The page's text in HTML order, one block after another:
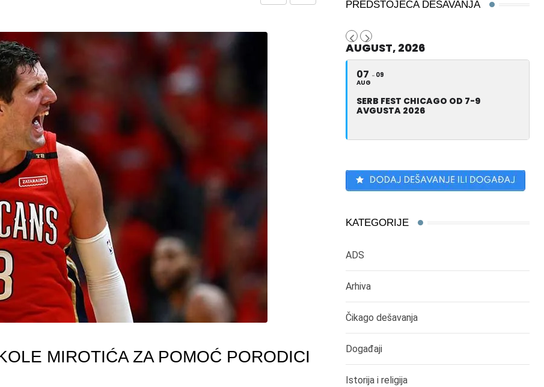
MIROTIĆA ZA POMOĆ PORODICI
PREDSTOJEĆA DEŠAVANJA
AUGUST, 2026
07
AUG
09
SERB FEST CHICAGO OD 7-9
AVGUSTA 2026
KATEGORIJE
ADS
Arhiva
Čikago dešavanja
Događaji
Istorija i religija